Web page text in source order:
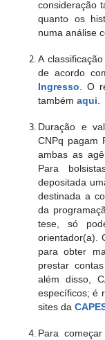
consideração
quanto os
numa análise
A
de acordo
Ingresso . O
também aqui
Duração e
CNPq pagam
ambas as
Para
depositada
destinada a
da
tese, só
orientador(a).
para obter
prestar
além disso,
específicos; é
sites da
Para